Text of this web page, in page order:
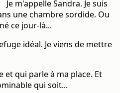
Je m'appelle Sandra. Je suis
une chambre sordide. Ou
ce jour-là...
idéal. Je viens de mettre
et qui parle à ma place. Et
qui soit...